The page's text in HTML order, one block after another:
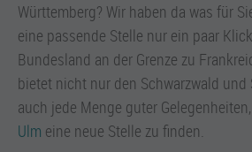
Württemberg? Wir haben da was für
eine passende Stelle nur ein paar
Bundesland an der Grenze zu
bietet nicht nur den Schwarzwald und
auch jede Menge guter
Ulm eine neue Stelle zu finden.